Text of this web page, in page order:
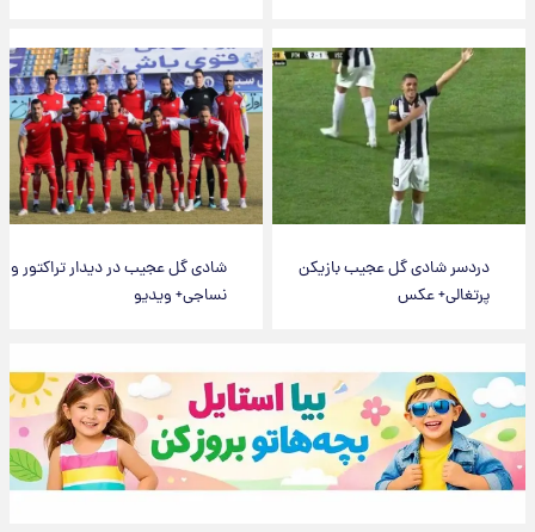
دردسر شادی گل عجیب بازیکن
پرتغالی+ عکس
شادی گل عجیب در دیدار تراکتور و
نساجی+ ویدیو